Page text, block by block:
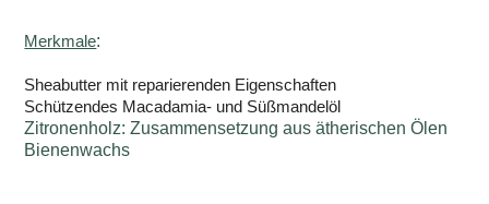
Merkmale:
Sheabutter mit reparierenden Eigenschaften
Schützendes Macadamia- und Süßmandelöl
Zitronenholz: Zusammensetzung aus ätherischen Ölen
Bienenwachs